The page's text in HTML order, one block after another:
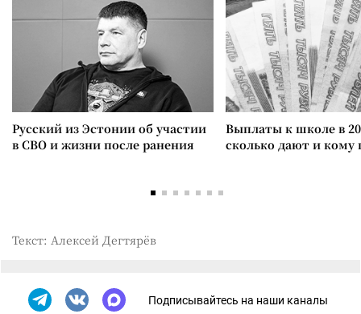
Русский из Эстонии об участии
в СВО и жизни после ранения
Выплаты к школе в
сколько дают и
Текст: Алексей Дегтярёв
Подписывайтесь на наши каналы